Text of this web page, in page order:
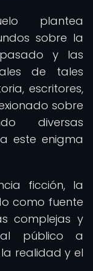
plantea
sobre la
y las
de tales
escritores,
sobre
diversas
este enigma
ficción, la
como fuente
complejas y
al público a
realidad y el